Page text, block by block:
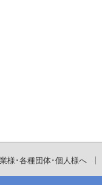
様･各種団体･個人様へ